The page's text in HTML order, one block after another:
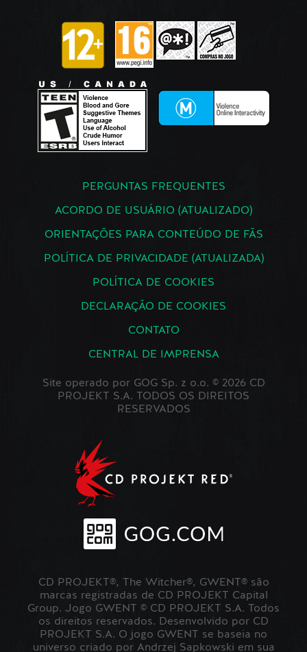
PERGUNTAS FREQUENTES
ACORDO DE USUÁRIO (ATUALIZADO)
ORIENTAÇÕES PARA CONTEÚDO DE FÃS
POLÍTICA DE PRIVACIDADE (ATUALIZADA)
POLÍTICA DE COOKIES
DECLARAÇÃO DE COOKIES
CONTATO
CENTRAL DE IMPRENSA
Site operado por GOG Sp. z o.o. © 2026 CD
PROJEKT S.A. TODOS OS DIREITOS
RESERVADOS
CD PROJEKT®, The Witcher®, GWENT® são
marcas registradas de CD PROJEKT Capital
Group. Jogo GWENT © CD PROJEKT S.A. Todos
os direitos reservados. Desenvolvido por CD
PROJEKT S.A. O jogo GWENT se baseia no
universo criado por Andrzej Sapkowski em sua